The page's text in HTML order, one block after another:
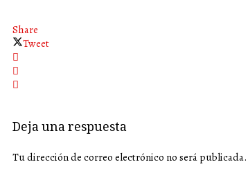
Share
Tweet
Deja una respuesta
Tu dirección de correo electrónico no será publicada.